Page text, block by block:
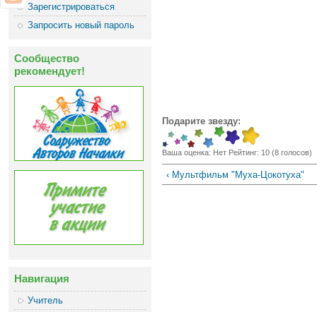
Зарегистрироваться
Запросить новый пароль
Сообщество
рекомендует!
Навигация
Учитель
Подарите звезду:
Ваша оценка: Нет Рейтинг: 10 (8голосов)
‹ Мультфильм "Муха-Цокотуха"